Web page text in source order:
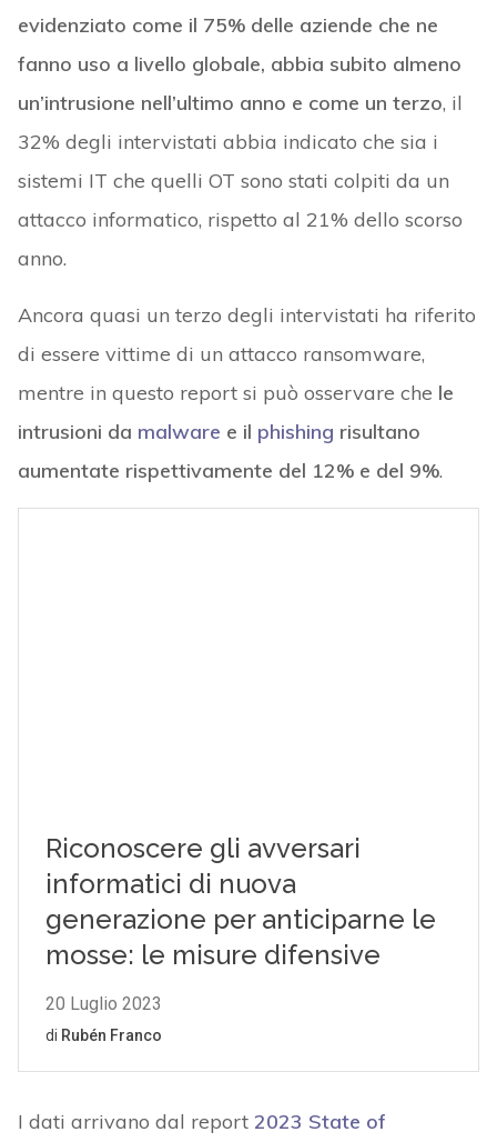
evidenziato come il 75% delle aziende che ne
fanno uso a livello globale, abbia subito almeno
un’intrusione nell’ultimo anno e come un terzo, il
32% degli intervistati abbia indicato che sia i
sistemi IT che quelli OT sono stati colpiti da un
attacco informatico, rispetto al 21% dello scorso
anno.
Ancora quasi un terzo degli intervistati ha riferito
di essere vittime di un attacco ransomware,
mentre in questo report si può osservare che le
intrusioni da malware e il phishing risultano
aumentate rispettivamente del 12% e del 9%.
I dati arrivano dal report 2023 State of